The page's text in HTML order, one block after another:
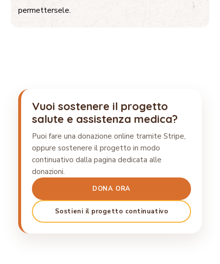
permettersele.
Vuoi sostenere il progetto
salute e assistenza medica?
Puoi fare una donazione online tramite Stripe,
oppure sostenere il progetto in modo
continuativo dalla pagina dedicata alle
donazioni.
DONA ORA
Sostieni il progetto continuativo